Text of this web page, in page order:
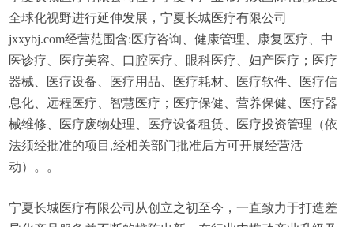
全球化视野进行延伸发展，宁夏长城医疗有限公司
jxxybj.com经营范围含:医疗咨询、健康管理、康复医疗、中
医诊疗、医疗美容、口腔医疗、眼科医疗、妇产医疗；医疗
器械、医疗设备、医疗用品、医疗耗材、医疗软件、医疗信
息化、远程医疗、智慧医疗；医疗保健、营养保健、医疗器
械维修、医疗废物处理、医疗设备租赁、医疗投资管理（依
法须经批准的项目,经相关部门批准后方可开展经营活
动）。。
宁夏长城医疗有限公司从创立之初至今，一直致力于打造差